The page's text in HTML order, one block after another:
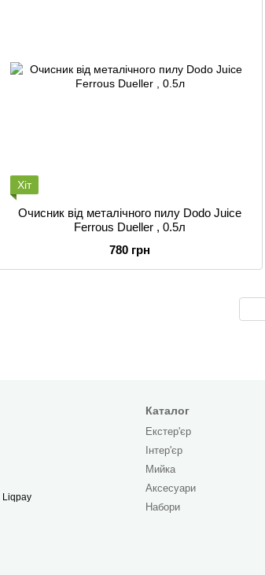
Хіт
Очисник від металічного пилу Dodo Juice
Ferrous Dueller , 0.5л
780 грн
Каталог
Екстер'єр
Інтер'єр
Мийка
Аксесуари
Набори